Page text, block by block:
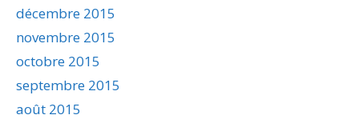
décembre 2015
novembre 2015
octobre 2015
septembre 2015
août 2015